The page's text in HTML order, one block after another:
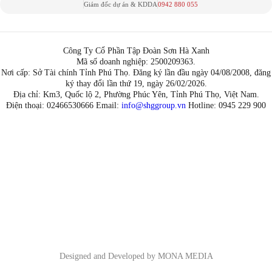
Giám đốc dự án & KDDA0942 880 055
Công Ty Cổ Phần Tập Đoàn Sơn Hà Xanh
Mã số doanh nghiệp: 2500209363.
Nơi cấp: Sở Tài chính Tỉnh Phú Thọ. Đăng ký lần đầu ngày 04/08/2008, đăng
ký thay đổi lần thứ 19, ngày 26/02/2026.
Địa chỉ: Km3, Quốc lộ 2, Phường Phúc Yên, Tỉnh Phú Thọ, Việt Nam.
Điện thoại: 02466530666 Email: info@shggroup.vn Hotline: 0945 229 900
Designed and Developed by MONA MEDIA